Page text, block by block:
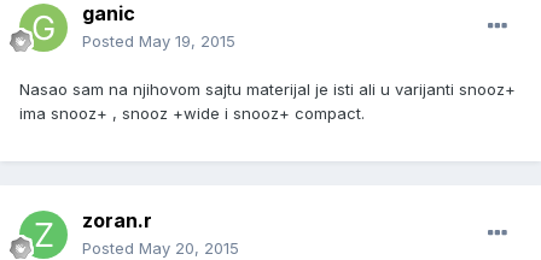
ganic
Posted May 19, 2015
Nasao sam na njihovom sajtu materijal je isti ali u varijanti snooz+
ima snooz+ , snooz +wide i snooz+ compact.
zoran.r
Posted May 20, 2015